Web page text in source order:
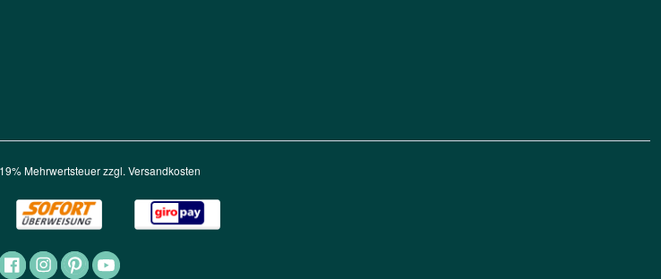
Mehrwertsteuer zzgl. Versandkosten